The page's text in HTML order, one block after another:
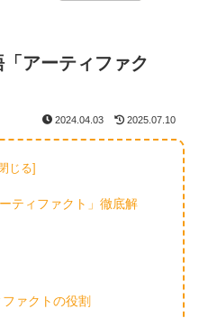
アーティファク
2024.04.03 2025.07.10
ティファクト」徹底解
ァクトの役割